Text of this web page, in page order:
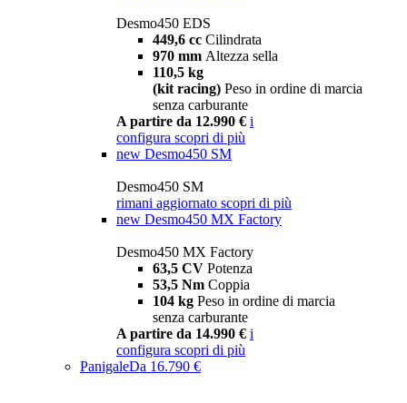
Desmo450 EDS
449,6 cc Cilindrata
970 mm Altezza sella
110,5 kg
(kit racing) Peso in ordine di marcia
senza carburante
A partire da 12.990 € i
configura scopri di più
new Desmo450 SM
Desmo450 SM
rimani aggiornato scopri di più
new Desmo450 MX Factory
Desmo450 MX Factory
63,5 CV Potenza
53,5 Nm Coppia
104 kg Peso in ordine di marcia
senza carburante
A partire da 14.990 € i
configura scopri di più
PanigaleDa 16.790 €